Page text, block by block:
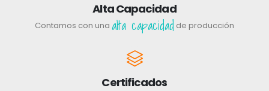
Alta Capacidad
Contamos con una alta capacidad de producción
Certificados